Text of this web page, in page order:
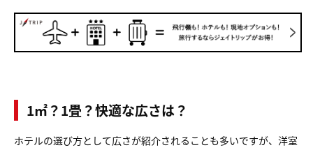
1㎡？1畳？快適な広さは？
ホテルの選び方として広さが紹介されることも多いですが、洋室